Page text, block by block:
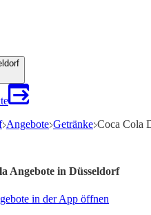
Angebote Getränke Coca Cola
Angebote in Düsseldorf
in der App öffnen